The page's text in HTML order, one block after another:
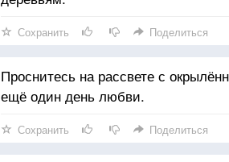
Сохранить Поделиться
Проснитесь на рассвете с
ещё один день любви.
Сохранить Поделиться